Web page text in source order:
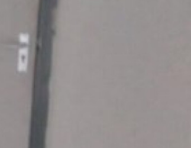
als student?